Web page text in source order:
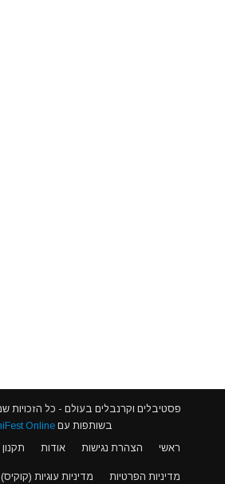
בשותפות עםOnline
ראשי
הצהרת נגישות אודות
מדיניות הפרטיות מדיניות עוגיות (קוקיס)